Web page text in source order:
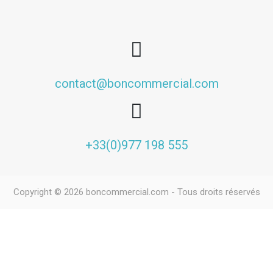
contact@boncommercial.com
+33(0)977 198 555
Copyright © 2026 boncommercial.com - Tous droits réservés